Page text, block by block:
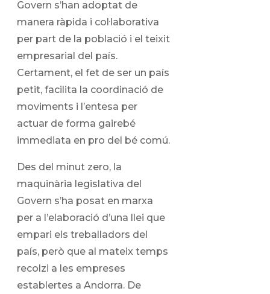
Govern s’han adoptat de
manera ràpida i col·laborativa
per part de la població i el teixit
empresarial del país.
Certament, el fet de ser un país
petit, facilita la coordinació de
moviments i l’entesa per
actuar de forma gairebé
immediata en pro del bé comú.
Des del minut zero, la
maquinària legislativa del
Govern s’ha posat en marxa
per a l’elaboració d’una llei que
empari els treballadors del
país, però que al mateix temps
recolzi a les empreses
establertes a Andorra. De